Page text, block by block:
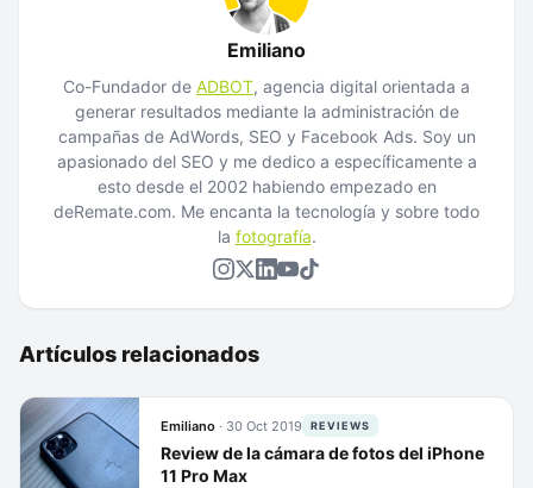
Emiliano
Co-Fundador de ADBOT, agencia digital orientada a
generar resultados mediante la administración de
campañas de AdWords, SEO y Facebook Ads. Soy un
apasionado del SEO y me dedico a específicamente a
esto desde el 2002 habiendo empezado en
deRemate.com. Me encanta la tecnología y sobre todo
la fotografía.
Artículos relacionados
Emiliano · 30 Oct 2019 REVIEWS
Review de la cámara de fotos del iPhone
11 Pro Max